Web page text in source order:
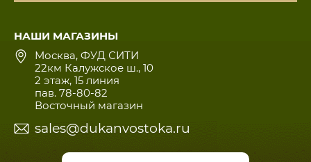
НАШИ МАГАЗИНЫ
Москва, ФУД СИТИ
22км Калужское ш., 10
2 этаж, 15 линия
пав. 78-80-82
Восточный магазин
sales@dukanvostoka.ru